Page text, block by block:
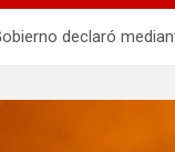
declaró